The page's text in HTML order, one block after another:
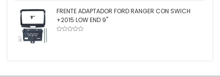
FRENTE ADAPTADOR FORD RANGER CON SWICH
+2015 LOW END 9''